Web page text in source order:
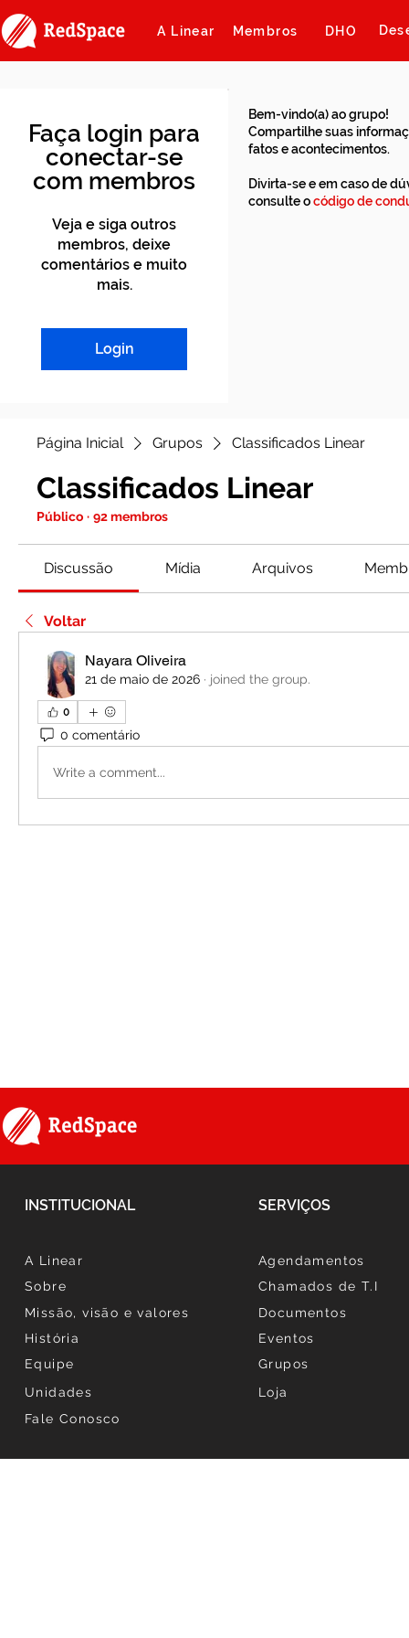
A Linear Membros DHO
Faça login para
conectar-se
com membros
Veja e siga outros
membros, deixe
comentários e muito
mais.
Login
Bem-vindo(a) ao grupo!
Compartilhe suas
fatos e acontecimentos.
Divirta-se e em caso de
consulte ocódigo de
Página Inicial Grupos Classificados Linear
Classificados Linear
Público · 92 membros
Discussão Mídia Arquivos
Voltar
Nayara Oliveira
21 de maio de 2026 · joined the group.
0
0 comentário
Write a comment...
INSTITUCIONAL SERVIÇOS
A Linear
Sobre
Missão, visão e valores
História
Equipe
Unidades
Agendamentos
Chamados de T.I
Documentos
Eventos
Grupos
Loja
Fale Conosco